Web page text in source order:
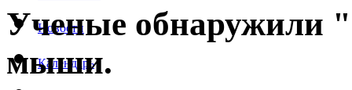
Новости
Календарь
Ученые обнаружили
мыши.